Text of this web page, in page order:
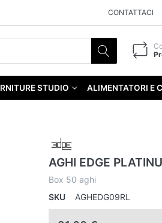
CONTATTACI
STUDIO ALIMENTATORI E
AGHI EDGE
Box 50 aghi
SKU
AGHEDG09RL